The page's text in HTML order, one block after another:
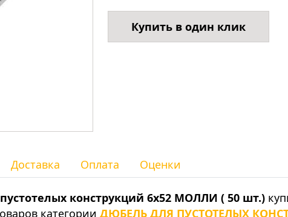
Купить в один клик
Доставка Оплата Оценки
конструкций 6х52 МОЛЛИ ( 50 шт.)
категории ДЮБЕЛЬ ДЛЯ ПУСТОТЕЛЫХ